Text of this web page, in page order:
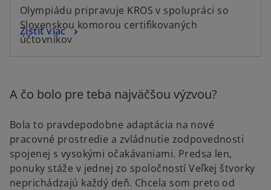
Olympiádu pripravuje KROS v spolupráci so
Slovenskou komorou certifikovaných
účtovníkov
Zistiť viac
A čo bolo pre teba najväčšou výzvou?
Bola to pravdepodobne adaptácia na nové
pracovné prostredie a zvládnutie zodpovednosti
spojenej s vysokými očakávaniami. Predsa len,
ponuky stáže v jednej zo spoločností Veľkej štvorky
neprichádzajú každý deň. Chcela som preto od